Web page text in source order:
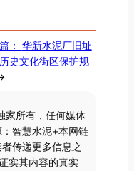
： 华新水泥厂旧址
史文化街区保护规
家所有，任何媒体
智慧水泥+本网链
传递更多信息之
实其内容的真实